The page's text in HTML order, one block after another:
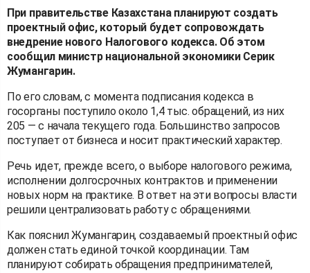
При правительстве Казахстана планируют создать
проектный офис, который будет сопровождать
внедрение нового Налогового кодекса. Об этом
сообщил министр национальной экономики Серик
Жумангарин.
По его словам, с момента подписания кодекса в
госорганы поступило около 1,4 тыс. обращений, из них
205 — с начала текущего года. Большинство запросов
поступает от бизнеса и носит практический характер.
Речь идет, прежде всего, о выборе налогового режима,
исполнении долгосрочных контрактов и применении
новых норм на практике. В ответ на эти вопросы власти
решили централизовать работу с обращениями.
Как пояснил Жумангарин, создаваемый проектный офис
должен стать единой точкой координации. Там
планируют собирать обращения предпринимателей,